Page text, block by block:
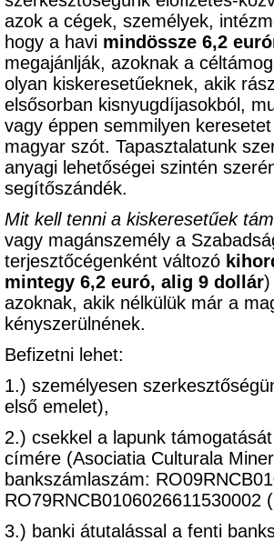
azok a cégek, személyek,
hogy a havi mindössze 6,2
megajánlják, azoknak a
olyan kiskeresetűeknek, akik
elsősorban kisnyugdíjasokból,
vagy éppen semmilyen
magyar szót. Tapasztalatunk
anyagi lehetőségei szintén
segítőszándék.
Mit kell tenni a kiskeresetűek
vagy magánszemély a
terjesztőcégenként változó
mintegy 6,2 euró, alig 9 dollár)
azoknak, akik nélkülük már a
kényszerülnének.
Befizetni lehet:
1.) személyesen
első emelet),
2.) csekkel a lapunk
címére (Asociatia Culturala
bankszámlaszám:
RO79RNCB0106026611530002
3.) banki átutalással a fenti